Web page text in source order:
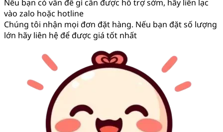
Nếu bạn có vấn đề gì cần được hỗ trợ sớm, hãy liên lạc
vào zalo hoặc hotline
Chúng tôi nhận mọi đơn đặt hàng. Nếu bạn đặt số lượng
lớn hãy liên hệ để được giá tốt nhất